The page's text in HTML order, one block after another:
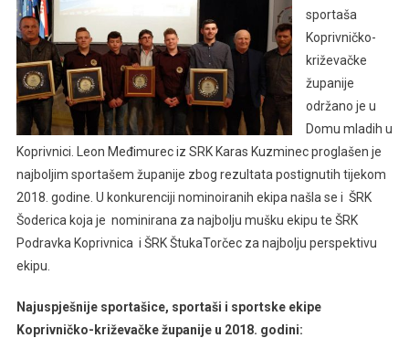
sportaša
Koprivničko-
križevačke
županije
održano je u
Domu mladih u
Koprivnici. Leon Međimurec iz SRK Karas Kuzminec proglašen je
najboljim sportašem županije zbog rezultata postignutih tijekom
2018. godine. U konkurenciji nominoiranih ekipa našla se i ŠRK
Šoderica koja je nominirana za najbolju mušku ekipu te ŠRK
Podravka Koprivnica i ŠRK ŠtukaTorčec za najbolju perspektivu
ekipu.
Najuspješnije sportašice, sportaši i sportske ekipe
Koprivničko-križevačke županije u 2018. godini: